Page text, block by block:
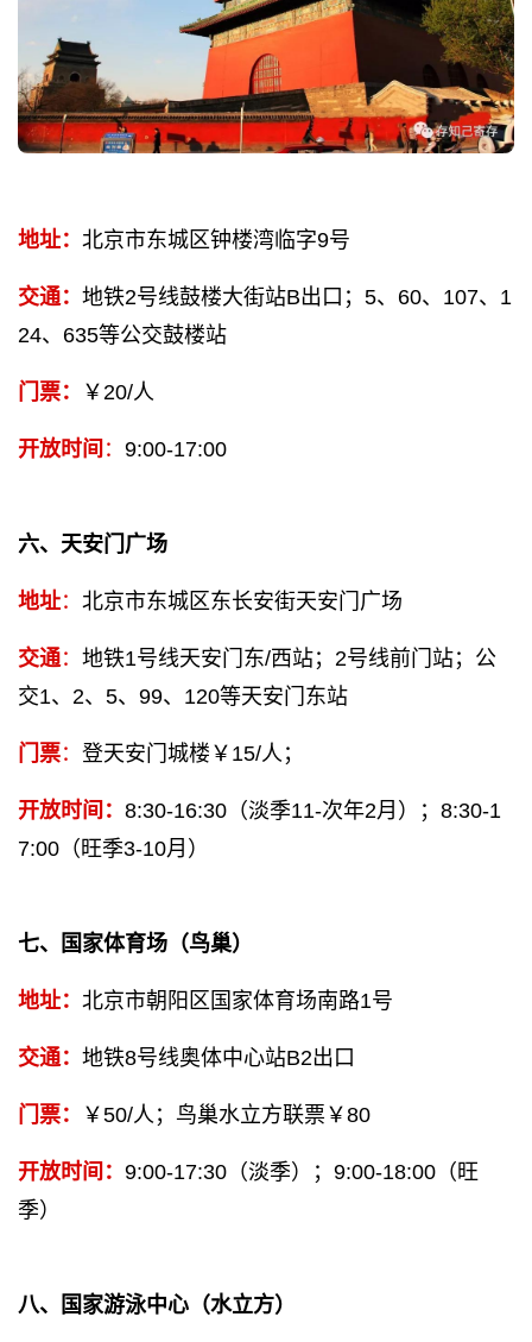
地址： 北京市东城区钟楼湾临字9号
交通： 地铁2号线鼓楼大街站B出口；5、60、107、1
24、635等公交鼓楼站
门票： ￥20/人
开放时间 ： 9:00-17:00
六、天安门广场
地址： 北京市东城区东长安街天安门广场
交通： 地铁1号线天安门东/西站；2号线前门站；公
交1、2、5、99、120等天安门东站
门票： 登天安门城楼￥15/人；
开放时间： 8:30-16:30（淡季11-次年2月）；8:30-1
7:00（旺季3-10月）
七、国家体育场（鸟巢）
地址： 北京市朝阳区国家体育场南路1号
交通： 地铁8号线奥体中心站B2出口
门票： ￥50/人；鸟巢水立方联票￥80
开放时间： 9:00-17:30（淡季）；9:00-18:00（旺
季）
八、国家游泳中心（水立方）